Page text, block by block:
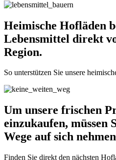
Heimische Hofläden
Lebensmittel direkt
Region.
So unterstützen Sie unsere
Um unsere frischen
einzukaufen, müssen
Wege auf sich
Finden Sie direkt den nächsten